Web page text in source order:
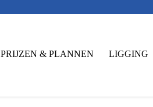
PRIJZEN & PLANNEN LIGGING